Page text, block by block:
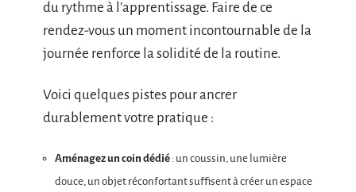
du rythme à l’apprentissage. Faire de ce
rendez-vous un moment incontournable de la
journée renforce la solidité de la routine.
Voici quelques pistes pour ancrer
durablement votre pratique :
Aménagez un coin dédié : un coussin, une lumière
douce, un objet réconfortant suffisent à créer un espace